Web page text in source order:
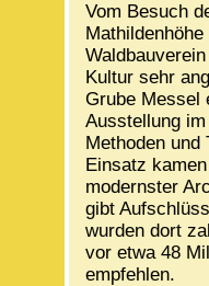
Vom Besuch
Kultur sehr
Grube Messel
Ausstellung
Methoden und
Einsatz
modernster
gibt
wurden dort
vor etwa 48
empfehlen.